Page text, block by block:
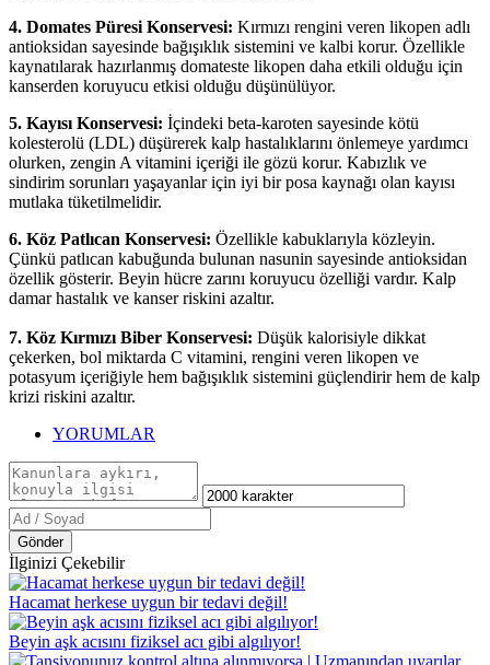
4. Domates Püresi Konservesi: Kırmızı rengini veren likopen adlı
antioksidan sayesinde bağışıklık sistemini ve kalbi korur. Özellikle
kaynatılarak hazırlanmış domateste likopen daha etkili olduğu için
kanserden koruyucu etkisi olduğu düşünülüyor.
5. Kayısı Konservesi: İçindeki beta-karoten sayesinde kötü
kolesterolü (LDL) düşürerek kalp hastalıklarını önlemeye yardımcı
olurken, zengin A vitamini içeriği ile gözü korur. Kabızlık ve
sindirim sorunları yaşayanlar için iyi bir posa kaynağı olan kayısı
mutlaka tüketilmelidir.
6. Köz Patlıcan Konservesi: Özellikle kabuklarıyla közleyin.
Çünkü patlıcan kabuğunda bulunan nasunin sayesinde antioksidan
özellik gösterir. Beyin hücre zarını koruyucu özelliği vardır. Kalp
damar hastalık ve kanser riskini azaltır.
7. Köz Kırmızı Biber Konservesi: Düşük kalorisiyle dikkat
çekerken, bol miktarda C vitamini, rengini veren likopen ve
potasyum içeriğiyle hem bağışıklık sistemini güçlendirir hem de kalp
krizi riskini azaltır.
YORUMLAR
Gönder
İlginizi Çekebilir
Hacamat herkese uygun bir tedavi değil!
Beyin aşk acısını fiziksel acı gibi algılıyor!